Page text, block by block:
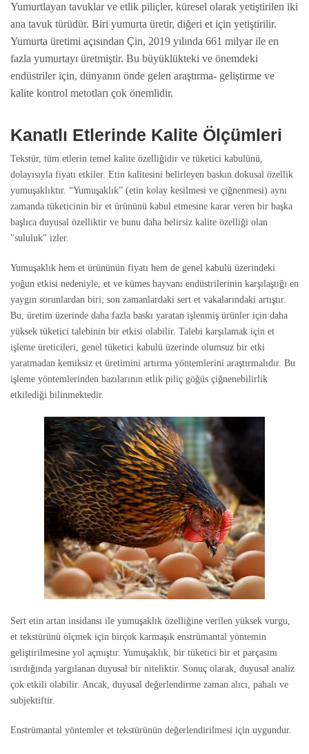
Yumurtlayan tavuklar ve etlik piliçler, küresel olarak yetiştirilen iki
ana tavuk türüdür. Biri yumurta üretir, diğeri et için yetiştirilir.
Yumurta üretimi açısından Çin, 2019 yılında 661 milyar ile en
fazla yumurtayı üretmiştir. Bu büyüklükteki ve önemdeki
endüstriler için, dünyanın önde gelen araştırma- geliştirme ve
kalite kontrol metotları çok önemlidir.
Kanatlı Etlerinde Kalite Ölçümleri
Tekstür, tüm etlerin temel kalite özelliğidir ve tüketici kabulünü,
dolayısıyla fiyatı etkiler. Etin kalitesini belirleyen baskın dokusal özellik
yumuşaklıktır. “Yumuşaklık” (etin kolay kesilmesi ve çiğnenmesi) aynı
zamanda tüketicinin bir et ürününü kabul etmesine karar veren bir başka
başlıca duyusal özelliktir ve bunu daha belirsiz kalite özelliği olan
"sululuk" izler.
Yumuşaklık hem et ürününün fiyatı hem de genel kabulü üzerindeki
yoğun etkisi nedeniyle, et ve kümes hayvanı endüstrilerinin karşılaştığı en
yaygın sorunlardan biri; son zamanlardaki sert et vakalarındaki artıştır.
Bu, üretim üzerinde daha fazla baskı yaratan işlenmiş ürünler için daha
yüksek tüketici talebinin bir etkisi olabilir. Talebi karşılamak için et
işleme üreticileri, genel tüketici kabulü üzerinde olumsuz bir etki
yaratmadan kemiksiz et üretimini artırma yöntemlerini araştırmalıdır. Bu
işleme yöntemlerinden bazılarının etlik piliç göğüs çiğnenebilirlik
etkilediği bilinmektedir.
Sert etin artan insidansı ile yumuşaklık özelliğine verilen yüksek vurgu,
et tekstürünü ölçmek için birçok karmaşık enstrümantal yöntemin
geliştirilmesine yol açmıştır. Yumuşaklık, bir tüketici bir et parçasını
ısırdığında yargılanan duyusal bir niteliktir. Sonuç olarak, duyusal analiz
çok etkili olabilir. Ancak, duyusal değerlendirme zaman alıcı, pahalı ve
subjektiftir.
Enstrümantal yöntemler et tekstürünün değerlendirilmesi için uygundur.